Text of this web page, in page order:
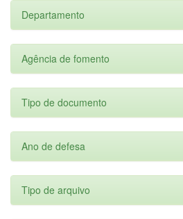
Departamento
Agência de fomento
Tipo de documento
Ano de defesa
Tipo de arquivo